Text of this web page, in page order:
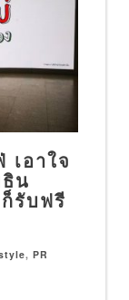
เอาใจ
น
รับฟรี
, PR